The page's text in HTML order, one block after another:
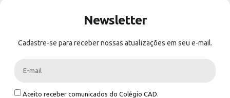
Newsletter
Cadastre-se para receber nossas atualizações em seu e-mail.
Aceito receber comunicados do Colégio CAD.